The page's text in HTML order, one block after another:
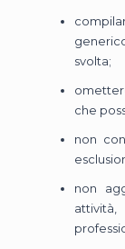
svolta;
che
non
non